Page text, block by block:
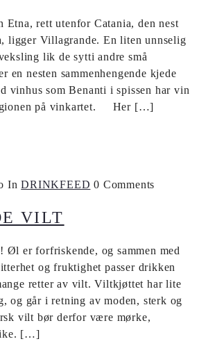
Etna, rett utenfor Catania, den nest
ligger Villagrande. En liten unnselig
lik de sytti andre små
en nesten sammenhengende kjede
vinhus som Benanti i spissen har vin
på vinkartet. Her […]
InDRINKFEED 0 Comments
VILT
er forfriskende, og sammen med
og fruktighet passer drikken
retter av vilt. Viltkjøttet har lite
og går i retning av moden, sterk og
vilt bør derfor være mørke,
[…]